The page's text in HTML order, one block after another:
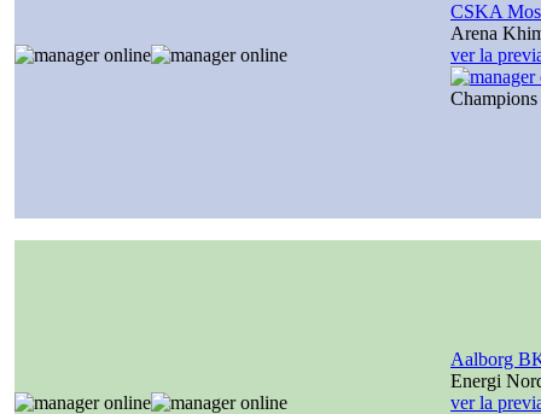
CSKA
Arena
ver la
Aalborg
Energi
ver la